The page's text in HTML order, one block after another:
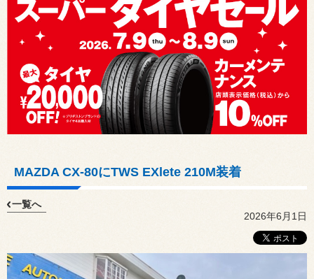
MAZDA CX-80にTWS EXlete 210M装着
一覧へ
2026年6月1日